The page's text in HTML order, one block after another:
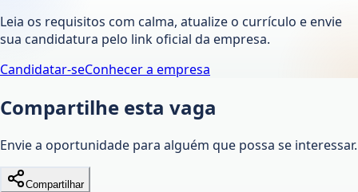
Leia os requisitos com calma, atualize o currículo e envie
sua candidatura pelo link oficial da empresa.
Candidatar-seConhecer a empresa
Compartilhe esta vaga
Envie a oportunidade para alguém que possa se interessar.
Compartilhar